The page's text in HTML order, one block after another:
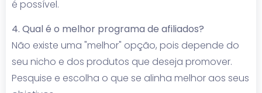
é possível.
4. Qual é o melhor programa de afiliados?
Não existe uma "melhor" opção, pois depende do
seu nicho e dos produtos que deseja promover.
Pesquise e escolha o que se alinha melhor aos seus